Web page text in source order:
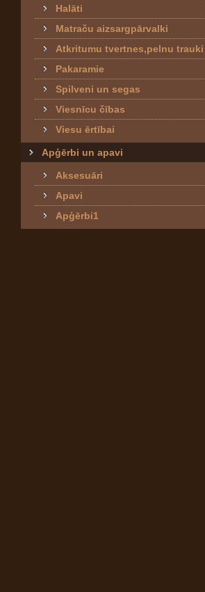
Halāti
Matraču aizsargpārvalki
Atkritumu tvertnes,pelnu trauki
Pakaramie
Spilveni un segas
Viesnīcu čības
Viesu ērtībai
Apģērbi un apavi
Aksesuāri
Apavi
Apģērbi1